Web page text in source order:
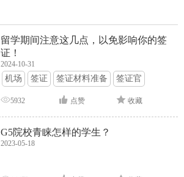
留学期间注意这几点，以免影响你的签
证！
2024-10-31
机场 签证 签证材料准备 签证官
签证面试 签证申请攻略
5932 点赞 收藏
G5院校青睐怎样的学生？
2023-05-18